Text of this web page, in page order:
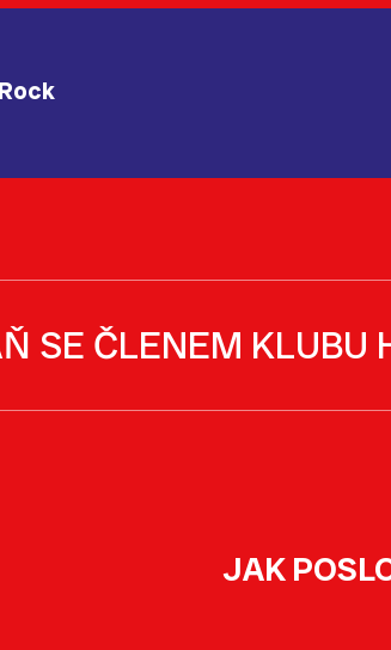
SE ČLENEM KLUBU
JAK